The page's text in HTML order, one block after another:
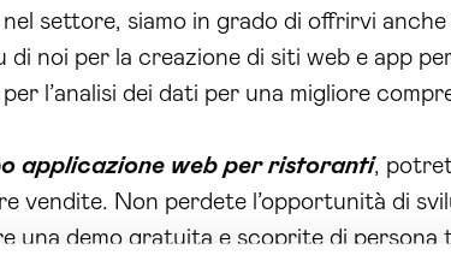
settore, siamo in grado di offrirvi
noi per la creazione di siti web e app
l’analisi dei dati per una migliore
applicazione web per ristoranti,
vendite. Non perdete l’opportunità di
una demo gratuita e scoprite di